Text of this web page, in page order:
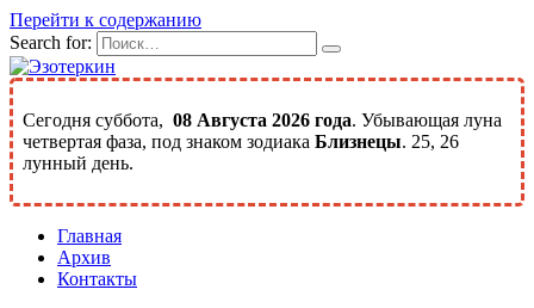
Перейти к содержанию
Search for:
Сегодня суббота, 08 Августа 2026 года. Убывающая луна
четвертая фаза, под знаком зодиака Близнецы. 25, 26
лунный день.
Главная
Архив
Контакты